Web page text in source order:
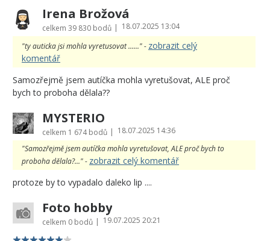
Irena Brožová
celkem 39 830 bodů | 18.07.2025 13:04
"ty auticka jsi mohla vyretusovat ......" - zobrazit celý
komentář
Samozřejmě jsem autíčka mohla vyretušovat, ALE proč
bych to proboha dělala??
MYSTERIO
celkem 1 674 bodů | 18.07.2025 14:36
"Samozřejmě jsem autíčka mohla vyretušovat, ALE proč bych to
proboha dělala?..." - zobrazit celý komentář
protoze by to vypadalo daleko lip ....
Foto hobby
celkem 0 bodů | 19.07.2025 20:21